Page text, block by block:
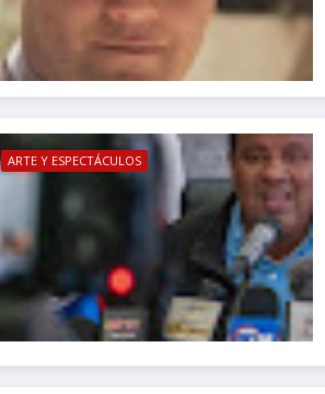
ARTE Y ESPECTÁCULOS